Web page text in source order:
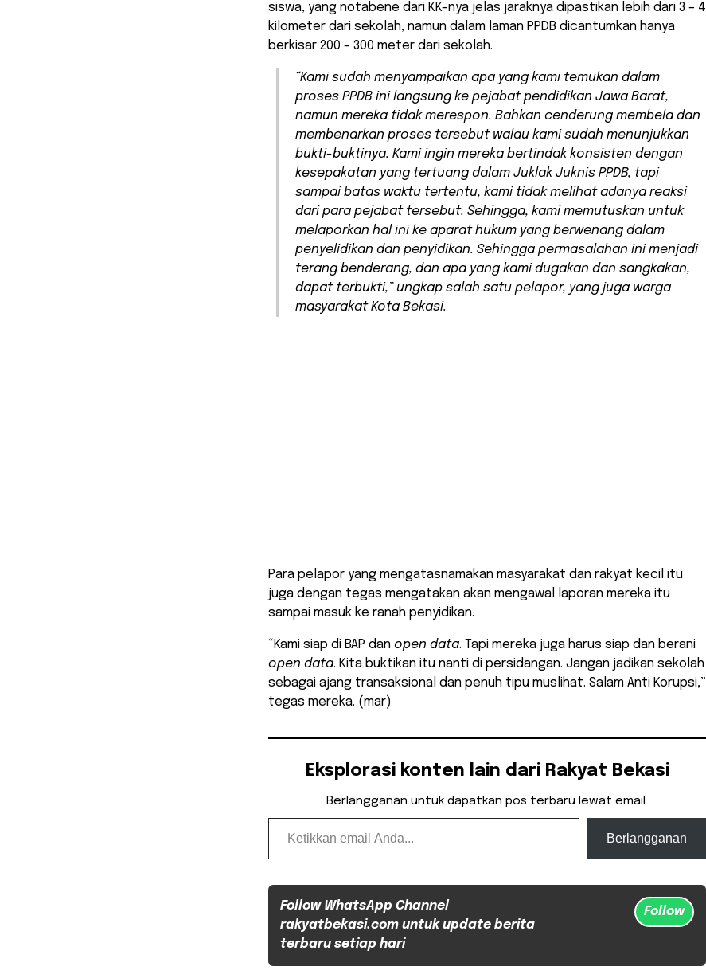
siswa, yang notabene dari KK-nya jelas jaraknya dipastikan lebih dari 3 – 4
kilometer dari sekolah, namun dalam laman PPDB dicantumkan hanya
berkisar 200 – 300 meter dari sekolah.
“Kami sudah menyampaikan apa yang kami temukan dalam
proses PPDB ini langsung ke pejabat pendidikan Jawa Barat,
namun mereka tidak merespon. Bahkan cenderung membela dan
membenarkan proses tersebut walau kami sudah menunjukkan
bukti-buktinya. Kami ingin mereka bertindak konsisten dengan
kesepakatan yang tertuang dalam Juklak Juknis PPDB, tapi
sampai batas waktu tertentu, kami tidak melihat adanya reaksi
dari para pejabat tersebut. Sehingga, kami memutuskan untuk
melaporkan hal ini ke aparat hukum yang berwenang dalam
penyelidikan dan penyidikan. Sehingga permasalahan ini menjadi
terang benderang, dan apa yang kami dugakan dan sangkakan,
dapat terbukti,” ungkap salah satu pelapor, yang juga warga
masyarakat Kota Bekasi.
Para pelapor yang mengatasnamakan masyarakat dan rakyat kecil itu
juga dengan tegas mengatakan akan mengawal laporan mereka itu
sampai masuk ke ranah penyidikan.
“Kami siap di BAP dan open data. Tapi mereka juga harus siap dan berani
open data. Kita buktikan itu nanti di persidangan. Jangan jadikan sekolah
sebagai ajang transaksional dan penuh tipu muslihat. Salam Anti Korupsi,”
tegas mereka. (mar)
Eksplorasi konten lain dari Rakyat Bekasi
Berlangganan untuk dapatkan pos terbaru lewat email.
Ketikkan email Anda...
Berlangganan
Follow WhatsApp Channel
rakyatbekasi.com untuk update berita
terbaru setiap hari
Follow